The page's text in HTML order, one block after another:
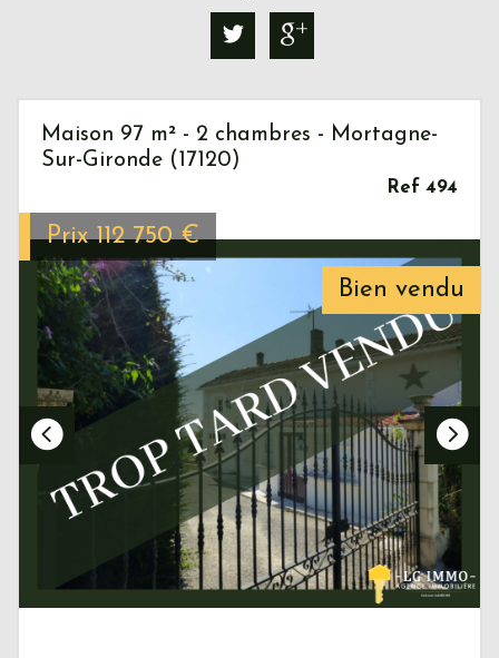
Bien vendu
Maison 97 m² - 2 chambres - Mortagne-
Sur-Gironde (17120)
Ref 494
Prix 112 750 €